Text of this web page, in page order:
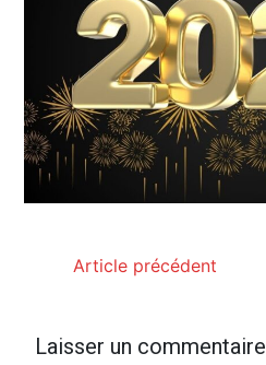
Article précédent
Laisser un commentaire